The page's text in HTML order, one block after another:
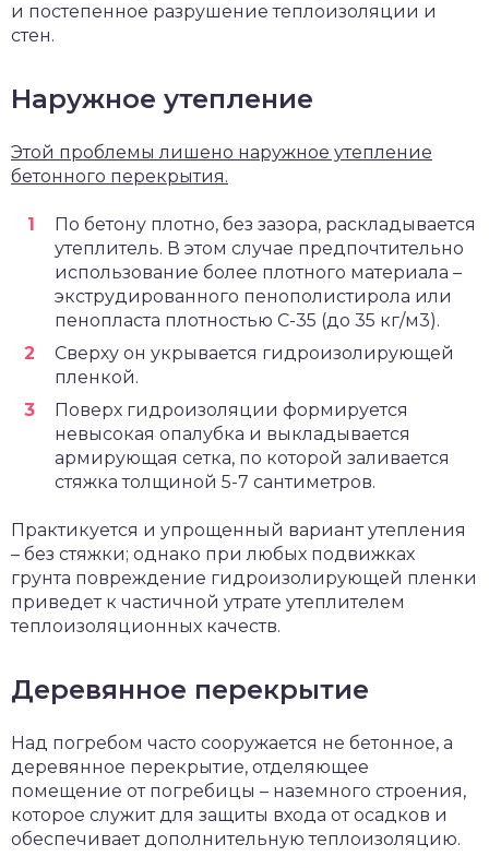
и постепенное разрушение теплоизоляции и
стен.
Наружное утепление
Этой проблемы лишено наружное утепление
бетонного перекрытия.
По бетону плотно, без зазора, раскладывается
утеплитель. В этом случае предпочтительно
использование более плотного материала –
экструдированного пенополистирола или
пенопласта плотностью С-35 (до 35 кг/м3).
Сверху он укрывается гидроизолирующей
пленкой.
Поверх гидроизоляции формируется
невысокая опалубка и выкладывается
армирующая сетка, по которой заливается
стяжка толщиной 5-7 сантиметров.
Практикуется и упрощенный вариант утепления
– без стяжки; однако при любых подвижках
грунта повреждение гидроизолирующей пленки
приведет к частичной утрате утеплителем
теплоизоляционных качеств.
Деревянное перекрытие
Над погребом часто сооружается не бетонное, а
деревянное перекрытие, отделяющее
помещение от погребицы – наземного строения,
которое служит для защиты входа от осадков и
обеспечивает дополнительную теплоизоляцию.